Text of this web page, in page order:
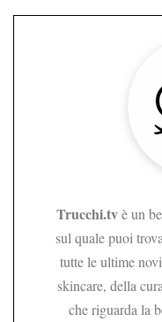
Trucchi.tvè un
sul quale puoi
tutte le ultime
skincare, della
che riguarda la